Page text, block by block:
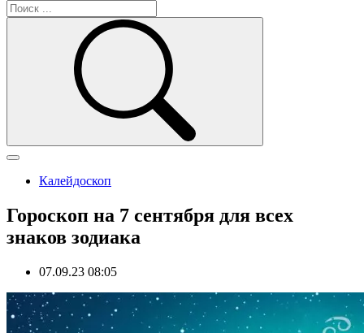
Калейдоскоп
Гороскоп на 7 сентября для всех
знаков зодиака
07.09.23 08:05